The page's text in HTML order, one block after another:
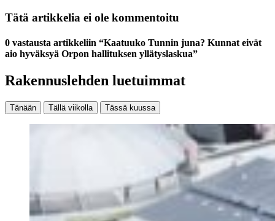
Tätä artikkelia ei ole kommentoitu
0 vastausta artikkeliin “Kaatuuko Tunnin juna? Kunnat eivät
aio hyväksyä Orpon hallituksen yllätys­laskua”
Rakennuslehden luetuimmat
Tänään Tällä viikolla Tässä kuussa